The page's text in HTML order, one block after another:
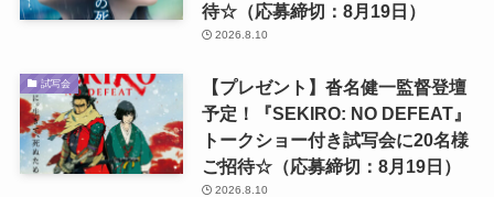
待☆（応募締切：8月19日）
2026.8.10
試写会
【プレゼント】沓名健一監督登壇
予定！『SEKIRO: NO DEFEAT』
トークショー付き試写会に20名様
ご招待☆（応募締切：8月19日）
2026.8.10